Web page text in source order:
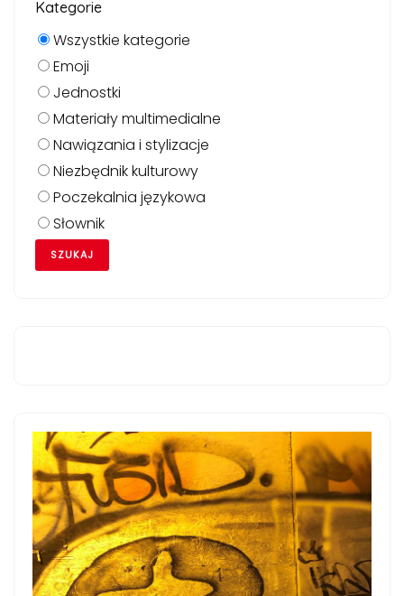
Kategorie
Wszystkie kategorie
Emoji
Jednostki
Materiały multimedialne
Nawiązania i stylizacje
Niezbędnik kulturowy
Poczekalnia językowa
Słownik